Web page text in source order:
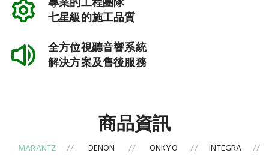
七星級的施工品質
全方位視聽音響系統
解決方案及售後服務
商品資訊
MARANTZ DENON ONKYO
INTEGRA